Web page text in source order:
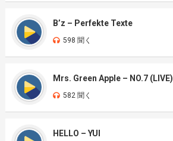
B’z – Perfekte Texte
598 聞く
Mrs. Green Apple – NO.7 (LIVE)
582 聞く
HELLO – YUI